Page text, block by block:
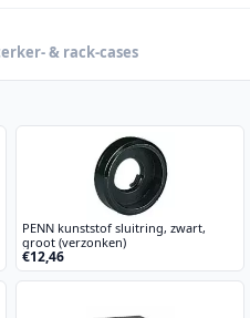
& rack-cases
PENN kunststof sluitring, zwart,
groot (verzonken)
€12,46